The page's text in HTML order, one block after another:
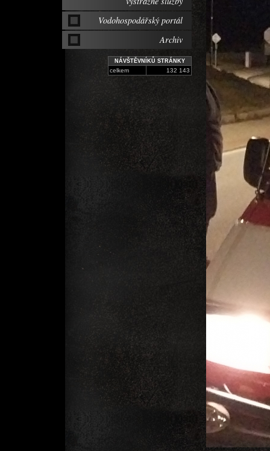
Vodohospodářský portál
Archiv
NÁVŠTĚVNÍKŮ STRÁNKY
celkem 132 143